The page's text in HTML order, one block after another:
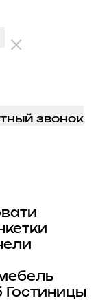
звонок
Гостиницы